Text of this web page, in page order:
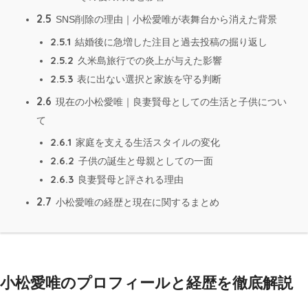
2.5 SNS削除の理由｜小松愛唯が表舞台から消えた背景
2.5.1 結婚後に急増した注目と過去投稿の掘り返し
2.5.2 久米島旅行での炎上が与えた影響
2.5.3 表に出ない選択と家族を守る判断
2.6 現在の小松愛唯｜良妻賢母としての生活と子供につい
て
2.6.1 家庭を支える生活スタイルの変化
2.6.2 子供の誕生と母親としての一面
2.6.3 良妻賢母と評される理由
2.7 小松愛唯の経歴と現在に関するまとめ
小松愛唯のプロフィールと経歴を徹底解説